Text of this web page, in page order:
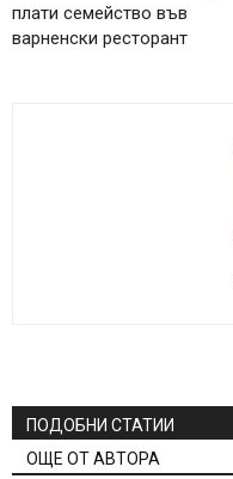
плати семейство във
варненски ресторант
ПОДОБНИ СТАТИИ
ОЩЕ ОТ АВТОРА